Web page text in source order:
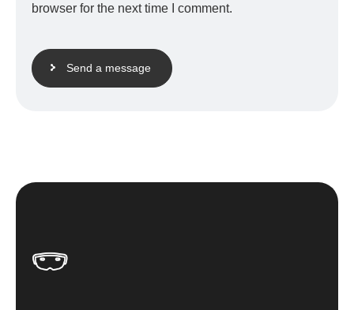
browser for the next time I comment.
Send a message